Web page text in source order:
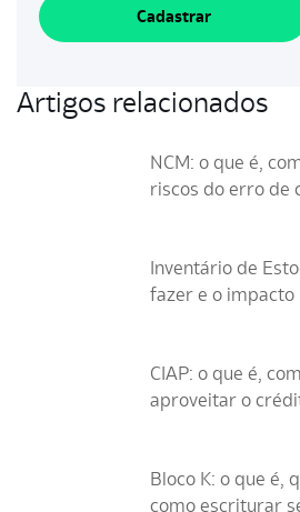
Cadastrar
Artigos relacionados
NCM: o que é,
riscos do erro de
Inventário de
fazer e o impacto
CIAP: o que é,
aproveitar o
Bloco K: o que é,
como escriturar